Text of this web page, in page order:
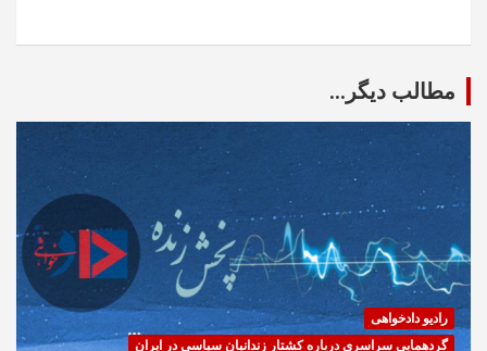
مطالب دیگر...
رادیو دادخواهی
گردهمایی سراسری درباره کشتار زندانیان سیاسی در ایران